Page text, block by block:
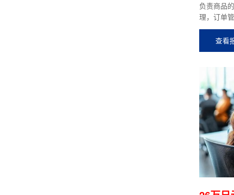
负责商品
理，订单
系统的管
等的人员
合职或专
查看